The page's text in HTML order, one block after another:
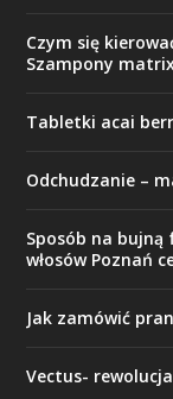
Czym się
Szampony
Tabletki acai
Odchudzanie –
Sposób na
włosów Poznań
Jak zamówić
Vectus-